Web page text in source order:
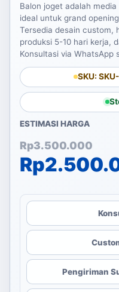
Balon joget adalah
ideal untuk grand
Tersedia desain custom,
produksi 5-10 hari kerja,
Konsultasi via WhatsApp
SKU:
ESTIMASI HARGA
Rp3.500.000
Harga
Rp
Harga
Pengiriman